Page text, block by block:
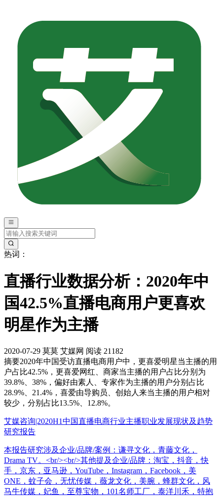
热词：
直播行业数据分析：2020年中
国42.5%直播电商用户更喜欢
明星作为主播
2020-07-29 莫莫 艾媒网 阅读 21182
摘要2020年中国受访直播电商用户中，更喜爱明星当主播的用
户占比42.5%，更喜爱网红、商家当主播的用户占比分别为
39.8%、38%，偏好由素人、专家作为主播的用户分别占比
28.9%、21.4%，喜爱由导购员、创始人来当主播的用户相对
较少，分别占比13.5%、12.8%。
艾媒咨询|2020H1中国直播电商行业主播职业发展现状及趋势
研究报告
本报告研究涉及企业/品牌/案例：谦寻文化，青藤文化，
Drama TV。<br/><br/>其他提及企业/品牌：淘宝，抖音，快
手，京东，亚马逊，YouTube，Instagram，Facebook，美
ONE，蚊子会，无忧传媒，薇龙文化，美腕，蜂群文化，风
马牛传媒，妃鱼，至尊宝物，101名师工厂，泰洋川禾，特抱